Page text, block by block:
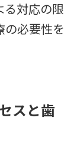
る対応の限
の必要性を
スと歯